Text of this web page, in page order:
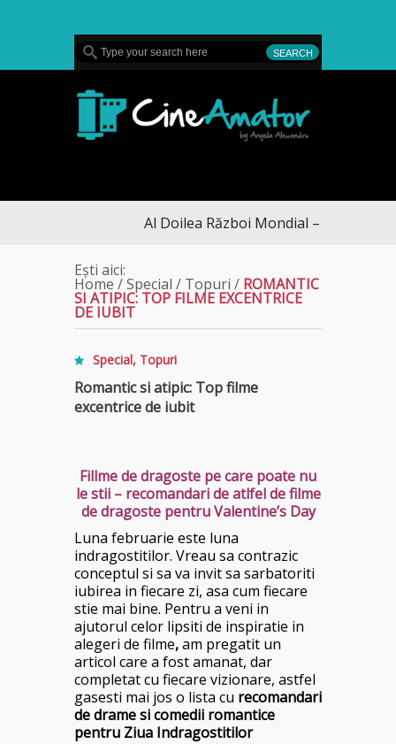
Al Doilea Război Mondial – serie eveniment cu
Ești aici:
Home /Special / Topuri / ROMANTIC
SI ATIPIC: TOP FILME EXCENTRICE
DE IUBIT
Special, Topuri
Romantic si atipic: Top filme
excentrice de iubit
Fillme de dragoste pe care poate nu
le stii – recomandari de atlfel de filme
de dragoste pentru Valentine’s Day
Luna februarie este luna
indragostitilor. Vreau sa contrazic
conceptul si sa va invit sa sarbatoriti
iubirea in fiecare zi, asa cum fiecare
stie mai bine. Pentru a veni in
ajutorul celor lipsiti de inspiratie in
alegeri de filme,am pregatit un
articol care a fost amanat, dar
completat cu fiecare vizionare, astfel
gasesti mai jos o lista cu recomandari
de drame si comedii romantice
pentru Ziua Indragostitilor